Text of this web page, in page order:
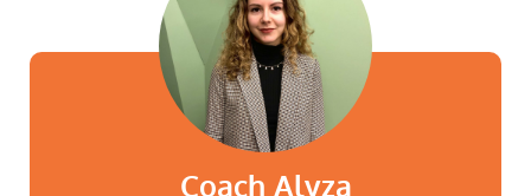
Coach Alyza